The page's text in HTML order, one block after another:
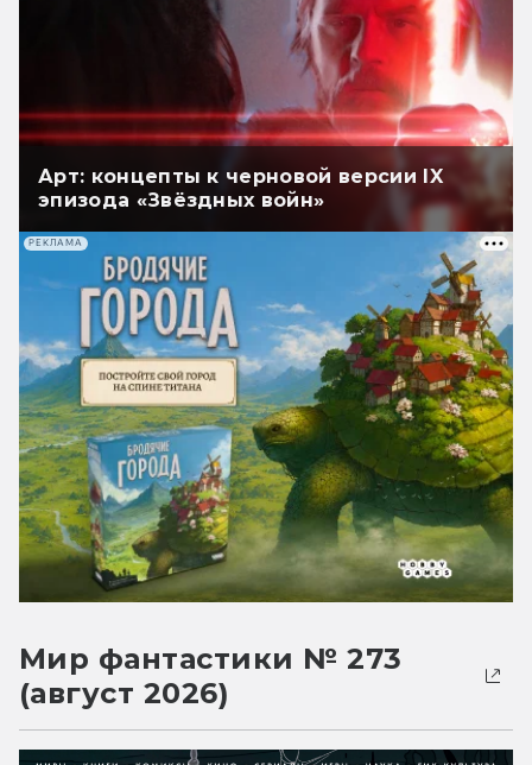
Арт: концепты к черновой версии IX
эпизода «Звёздных войн»
РЕКЛАМА
Мир фантастики № 273
(август 2026)